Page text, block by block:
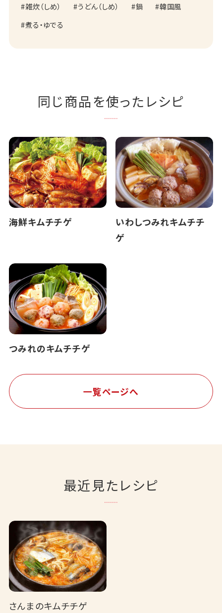
雑炊（しめ）
うどん（しめ） 鍋
韓国風
煮る・ゆでる
同じ商品を使ったレシピ
海鮮キムチチゲ
いわしつみれキムチチ
ゲ
つみれのキムチチゲ
一覧ページへ
最近見たレシピ
さんまのキムチチゲ